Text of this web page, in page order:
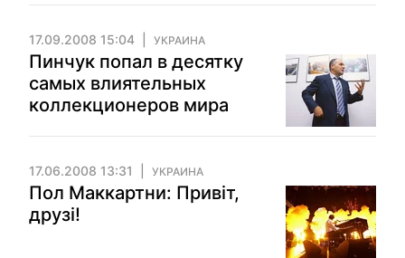
17.09.2008 15:04 УКРАИНА
Пинчук попал в десятку
самых влиятельных
коллекционеров мира
17.06.2008 13:31 УКРАИНА
Пол Маккартни: Привіт,
друзі!